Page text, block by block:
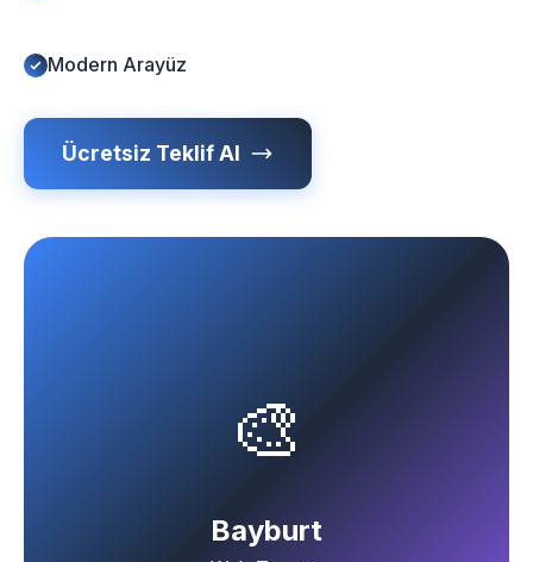
Modern Arayüz
Ücretsiz Teklif Al
🎨
Bayburt